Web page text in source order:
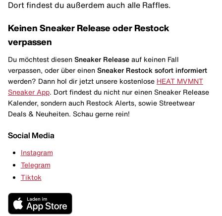
Dort findest du außerdem auch alle Raffles.
Keinen Sneaker Release oder Restock
verpassen
Du möchtest diesen Sneaker Release auf keinen Fall
verpassen, oder über einen Sneaker Restock sofort informiert
werden? Dann hol dir jetzt unsere kostenlose HEAT MVMNT
Sneaker App . Dort findest du nicht nur einen Sneaker Release
Kalender, sondern auch Restock Alerts, sowie Streetwear
Deals & Neuheiten. Schau gerne rein!
Social Media
Instagram
Telegram
Tiktok